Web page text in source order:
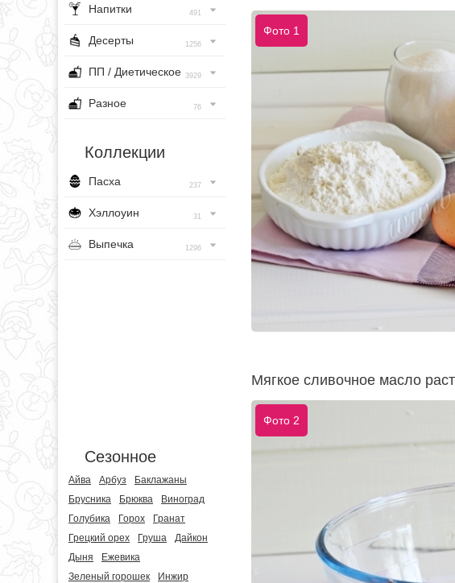
Напитки 491
Десерты 1256
ПП / Диетическое 3929
Разное 76
Коллекции
Пасха 237
Хэллоуин 31
Выпечка 1296
Сезонное
Айва Арбуз
Баклажаны
Брусника
Брюква
Виноград
Голубика
Горох
Гранат
Грецкий орех
Груша
Дайкон
Дыня
Ежевика
Зеленый горошек
Инжир
Фото 1
Мягкое сливочное масло
Фото 2